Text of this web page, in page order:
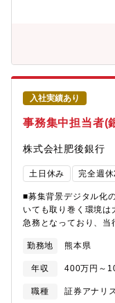
キャンによる電子デ
入社実績あり
事務集中担当者(
株式会社肥後銀行
土日休み 完全週休
■募集背景デジタル化
いても取り巻く環境は
急務となっており、当
れる業種ですので、
ができる人を幅広く募ります。■
行業務の効率化を目
す。（１) 店舗から
勤務地 熊本県
年収 400万円～
職種
証券アナリ